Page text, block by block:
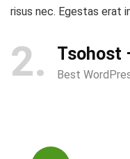
risus nec. Egestas erat
2 Tsohost
Best